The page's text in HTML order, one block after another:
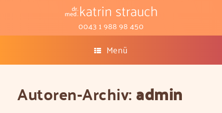
0043 1 988 98 450
Menü
Autoren-Archiv:admin